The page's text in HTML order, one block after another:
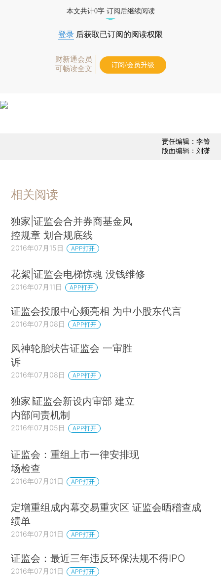
本文共计0字 订阅后继续阅读
登录 后获取已订阅的阅读权限
财新通会员
可畅读全文
订阅/会员升级
责任编辑：李箐
版面编辑：刘潇
相关阅读
独家|证监会合并券商基金风
控规章 划合规底线
2016年07月15日 APP打开
花絮|证监会电梯惊魂 没钱维修
2016年07月11日 APP打开
证监会投服中心频亮相 为中小股东代言
2016年07月08日 APP打开
风神轮胎状告证监会 一审胜
诉
2016年07月08日 APP打开
独家∣证监会新设内审部 建立
内部问责机制
2016年07月05日 APP打开
证监会：重组上市一律安排现
场检查
2016年07月01日 APP打开
定增重组成内幕交易重灾区 证监会晒稽查成
绩单
2016年07月01日 APP打开
证监会：最近三年违反环保法规不得IPO
2016年07月01日 APP打开